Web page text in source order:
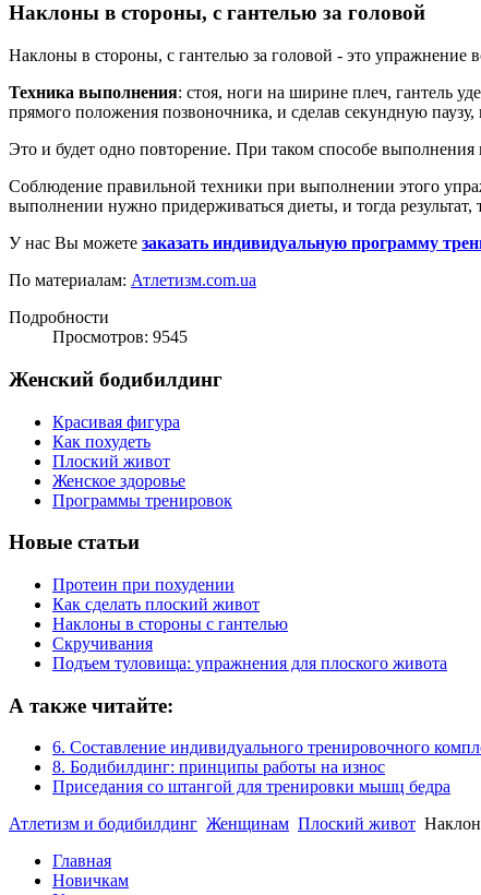
Наклоны в стороны, с гантелью за головой
Наклоны в стороны, с гантелью за головой - это
Техника выполнения: стоя, ноги на ширине плеч, гантель
прямого положения позвоночника, и сделав секундную
Это и будет одно повторение. При таком способе выполнения
Соблюдение правильной техники при выполнении этого
выполнении нужно придерживаться диеты, и тогда результат,
У нас Вы можете заказать индивидуальную программу
По материалам: Атлетизм.com.ua
Подробности
Просмотров: 9545
Женский бодибилдинг
Красивая фигура
Как похудеть
Плоский живот
Женское здоровье
Программы тренировок
Новые статьи
Протеин при похудении
Как сделать плоский живот
Наклоны в стороны с гантелью
Скручивания
Подъем туловища: упражнения для плоского живота
А также читайте:
6. Составление индивидуального тренировочного
8. Бодибилдинг: принципы работы на износ
Приседания со штангой для тренировки мышц бедра
Атлетизм и бодибилдинг Женщинам Плоский живот
Главная
Новичкам